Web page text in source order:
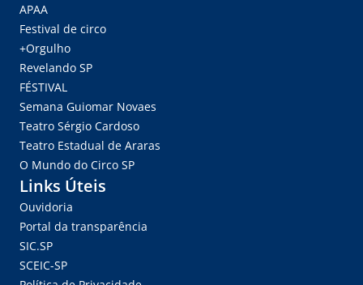
APAA
Festival de circo
+Orgulho
Revelando SP
FÉSTIVAL
Semana Guiomar Novaes
Teatro Sérgio Cardoso
Teatro Estadual de Araras
O Mundo do Circo SP
Links Úteis
Ouvidoria
Portal da transparência
SIC.SP
SCEIC-SP